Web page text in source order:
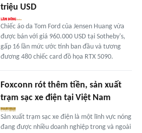
triệu USD
Chiếc áo da Tom Ford của Jensen Huang vừa
được bán với giá 960.000 USD tại Sotheby's,
gấp 16 lần mức ước tính ban đầu và tương
đương 480 chiếc card đồ họa RTX 5090.
Foxconn rót thêm tiền, sản xuất
trạm sạc xe điện tại Việt Nam
Sản xuất trạm sạc xe điện là một lĩnh vực nóng
đang được nhiều doanh nghiệp trong và ngoài